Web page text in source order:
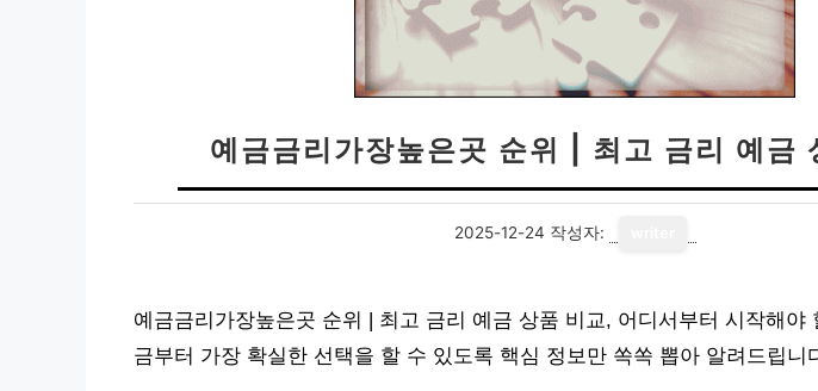
예금금리가장높은곳 순위 | 최고 금리 예금
2025-12-24 작성자:
예금금리가장높은곳 순위 | 최고 금리 예금 상품 비교, 어디서부터 시작해야
금부터 가장 확실한 선택을 할 수 있도록 핵심 정보만 쏙쏙 뽑아 알려드립니